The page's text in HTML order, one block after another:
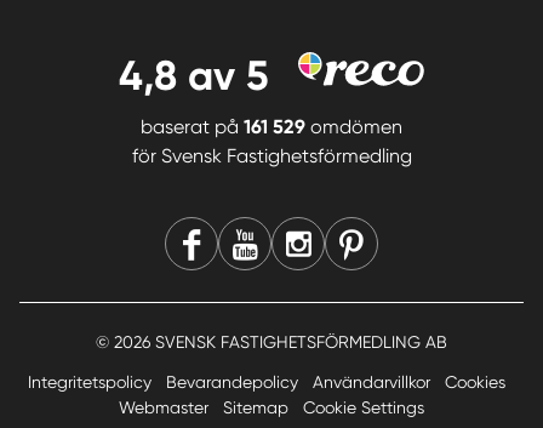
4,8 av 5
baserat på 161 529 omdömen
för Svensk Fastighetsförmedling
© 2026 SVENSK FASTIGHETSFÖRMEDLING AB
Integritetspolicy Bevarandepolicy Användarvillkor
Cookies
Webmaster
Sitemap Cookie Settings